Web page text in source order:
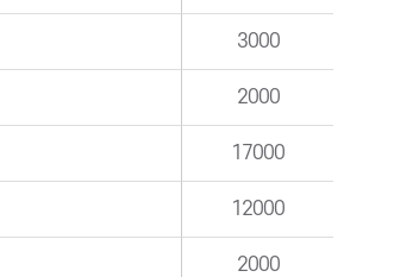
3000
2000
17000
12000
2000